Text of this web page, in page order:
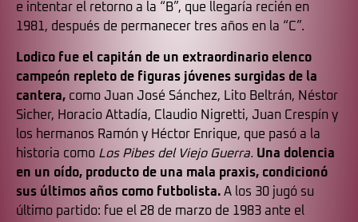
e intentar el retorno a la “B”, que llegaría recién en
1981, después de permanecer tres años en la “C”.
Lodico fue el capitán de un extraordinario elenco
campeón repleto de figuras jóvenes surgidas de la
cantera, como Juan José Sánchez, Lito Beltrán, Néstor
Sicher, Horacio Attadía, Claudio Nigretti, Juan Crespín y
los hermanos Ramón y Héctor Enrique, que pasó a la
historia como Los Pibes del Viejo Guerra. Una dolencia
en un oído, producto de una mala praxis, condicionó
sus últimos años como futbolista. A los 30 jugó su
último partido: fue el 28 de marzo de 1983 ante el